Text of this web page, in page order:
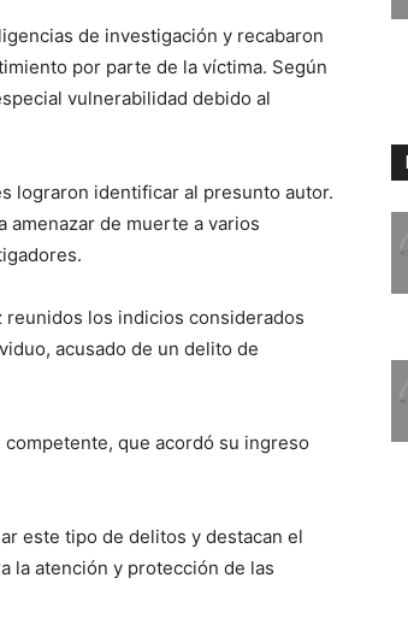
de investigación y recabaron
por parte de la víctima. Según
vulnerabilidad debido al
lograron identificar al presunto autor.
amenazar de muerte a varios
reunidos los indicios considerados
acusado de un delito de
que acordó su ingreso
este tipo de delitos y destacan el
la atención y protección de las